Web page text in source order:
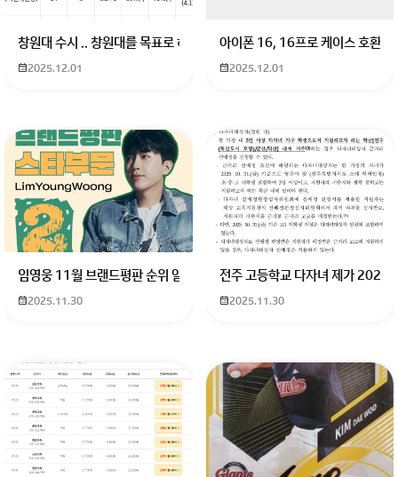
창원대 수시 .. 창원대를 목표로 하고 있는 09년생입니다 지금 제 내신이 5
2025.12.01
아이폰 16, 16프로 케이스 호환
2025.12.01
임영웅 11월 브랜드평판 순위 알고싶어요 임영웅 11월 브랜드평판에서
2025.11.30
전주 고등학교 다자녀 제가 2027
2025.11.30